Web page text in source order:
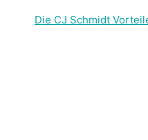
Die CJ Schmidt